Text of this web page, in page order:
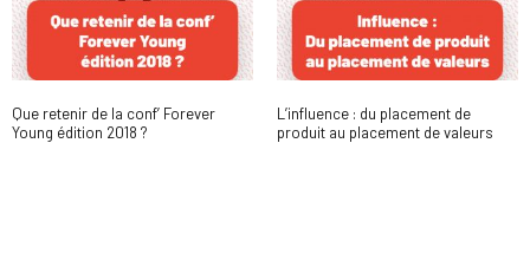
Que retenir de la conf’ Forever
Young édition 2018 ?
L’influence : du placement de
produit au placement de valeurs